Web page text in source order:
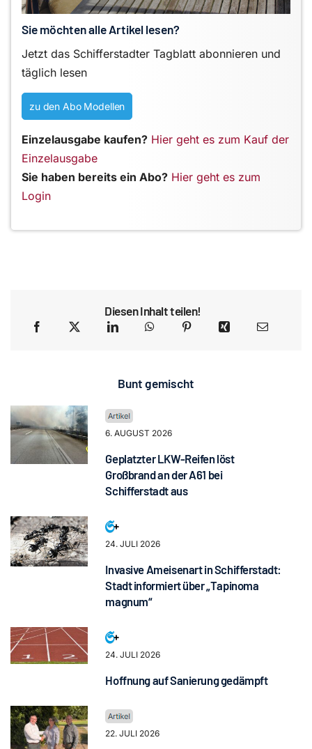
Sie möchten alle Artikel lesen?
Jetzt das Schifferstadter Tagblatt abonnieren und
täglich lesen
zu den Abo Modellen
Einzelausgabe kaufen? Hier geht es zum Kauf der
Einzelausgabe
Sie haben bereits ein Abo? Hier geht es zum
Login
Diesen Inhalt teilen!
Bunt gemischt
6. AUGUST 2026
Geplatzter LKW-Reifen löst
Großbrand an der A61 bei
Schifferstadt aus
24. JULI 2026
Invasive Ameisenart in Schifferstadt:
Stadt informiert über „Tapinoma
magnum“
24. JULI 2026
Hoffnung auf Sanierung gedämpft
22. JULI 2026